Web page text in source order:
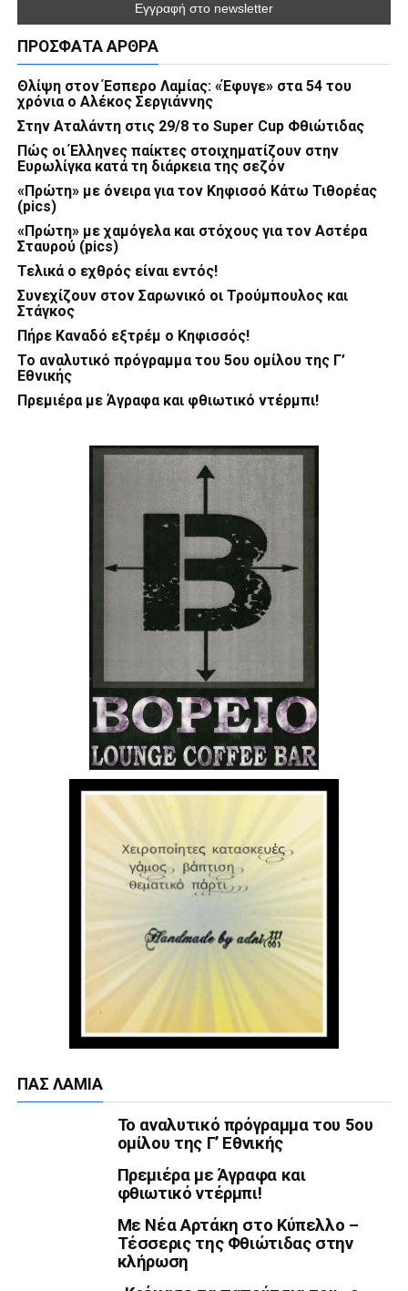
ΠΡΌΣΦΑΤΑ ΆΡΘΡΑ
Θλίψη στον Έσπερο Λαμίας: «Έφυγε» στα 54 του
χρόνια ο Αλέκος Σεργιάννης
Στην Αταλάντη στις 29/8 το Super Cup Φθιώτιδας
Πώς οι Έλληνες παίκτες στοιχηματίζουν στην
Ευρωλίγκα κατά τη διάρκεια της σεζόν
«Πρώτη» με όνειρα για τον Κηφισσό Κάτω Τιθορέας
(pics)
«Πρώτη» με χαμόγελα και στόχους για τον Αστέρα
Σταυρού (pics)
Τελικά ο εχθρός είναι εντός!
Συνεχίζουν στον Σαρωνικό οι Τρούμπουλος και
Στάγκος
Πήρε Καναδό εξτρέμ ο Κηφισσός!
Το αναλυτικό πρόγραμμα του 5ου ομίλου της Γ’
Εθνικής
Πρεμιέρα με Άγραφα και φθιωτικό ντέρμπι!
ΠΑΣ ΛΑΜΊΑ
Το αναλυτικό πρόγραμμα του 5ου
ομίλου της Γ’ Εθνικής
Πρεμιέρα με Άγραφα και
φθιωτικό ντέρμπι!
Με Νέα Αρτάκη στο Κύπελλο –
Τέσσερις της Φθιώτιδας στην
κλήρωση